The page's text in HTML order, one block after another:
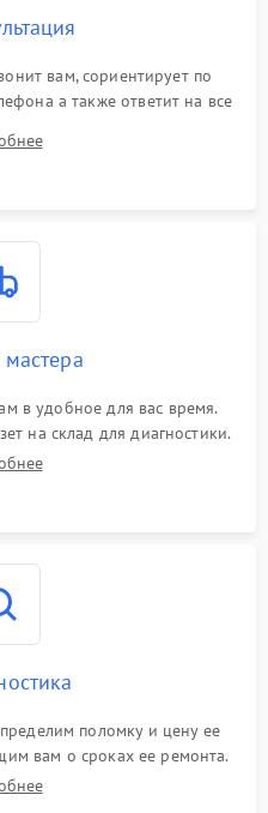
вам, сориентирует по
а также ответит на все
в удобное для вас время.
на склад для диагностики.
поломку и цену ее
вам о сроках ее ремонта.